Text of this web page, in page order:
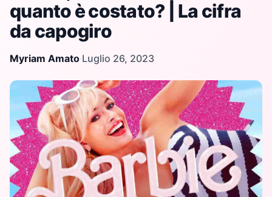
quanto è costato? | La cifra
da capogiro
Myriam Amato·Luglio 26, 2023